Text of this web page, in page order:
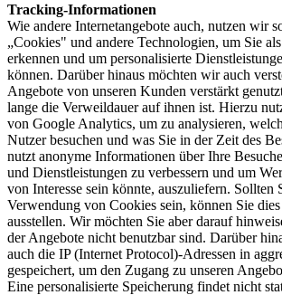
Tracking-Informationen
Wie andere Internetangebote auch, nutzen wir
„Cookies" und andere Technologien, um Sie
erkennen und um personalisierte
können. Darüber hinaus möchten wir auch
Angebote von unseren Kunden verstärkt
lange die Verweildauer auf ihnen ist. Hierzu
von Google Analytics, um zu analysieren,
Nutzer besuchen und was Sie in der Zeit des
nutzt anonyme Informationen über Ihre
und Dienstleistungen zu verbessern und um
von Interesse sein könnte, auszuliefern. Sollten
Verwendung von Cookies sein, können Sie
ausstellen. Wir möchten Sie aber darauf
der Angebote nicht benutzbar sind. Darüber
auch die IP (Internet Protocol)-Adressen in
gespeichert, um den Zugang zu unseren
Eine personalisierte Speicherung findet nicht